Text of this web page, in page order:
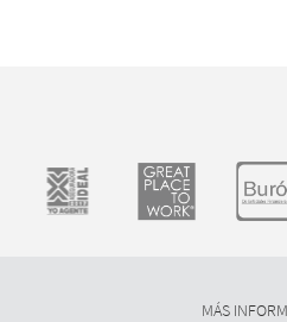
MÁS